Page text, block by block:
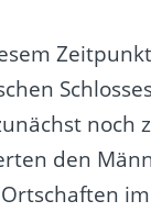
noch
den